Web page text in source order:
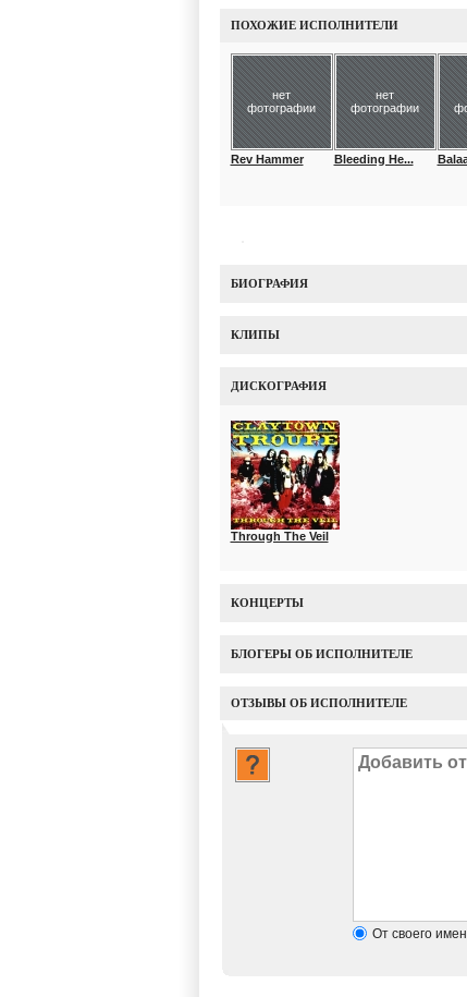
ПОХОЖИЕ ИСПОЛНИТЕЛИ
нет
фотографии
Rev Hammer
нет
фотографии
Bleeding He...
БИОГРАФИЯ
КЛИПЫ
ДИСКОГРАФИЯ
Through The Veil
КОНЦЕРТЫ
БЛОГЕРЫ ОБ ИСПОЛНИТЕЛЕ
ОТЗЫВЫ ОБ ИСПОЛНИТЕЛЕ
От своего